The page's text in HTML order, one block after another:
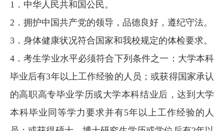
1．中华人民共和国公民。
2．拥护中国共产党的领导，品德良好，遵纪守法。
3．身体健康状况符合国家和我校规定的体检要求。
4．考生学业水平必须符合下列条件之一：大学本科
毕业后有3年以上工作经验的人员；或获得国家承认
的高职高专毕业学历或大学本科结业后，达到大学
本科毕业同等学力要求并有5年以上工作经验的人